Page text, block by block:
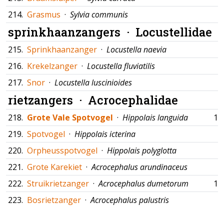
214. Grasmus · Sylvia communis
sprinkhaanzangers · Locustellidae
215. Sprinkhaanzanger · Locustella naevia
216. Krekelzanger · Locustella fluviatilis
217. Snor · Locustella luscinioides
rietzangers · Acrocephalidae
218. Grote Vale Spotvogel · Hippolais languida
219. Spotvogel · Hippolais icterina
220. Orpheusspotvogel · Hippolais polyglotta
221. Grote Karekiet ·Acrocephalus arundinaceus
222. Struikrietzanger ·Acrocephalus dumetorum
223. Bosrietzanger ·Acrocephalus palustris